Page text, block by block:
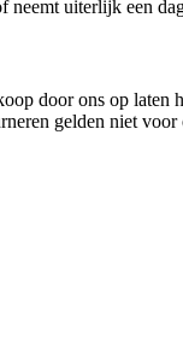
neemt uiterlijk een
door ons op laten
gelden niet